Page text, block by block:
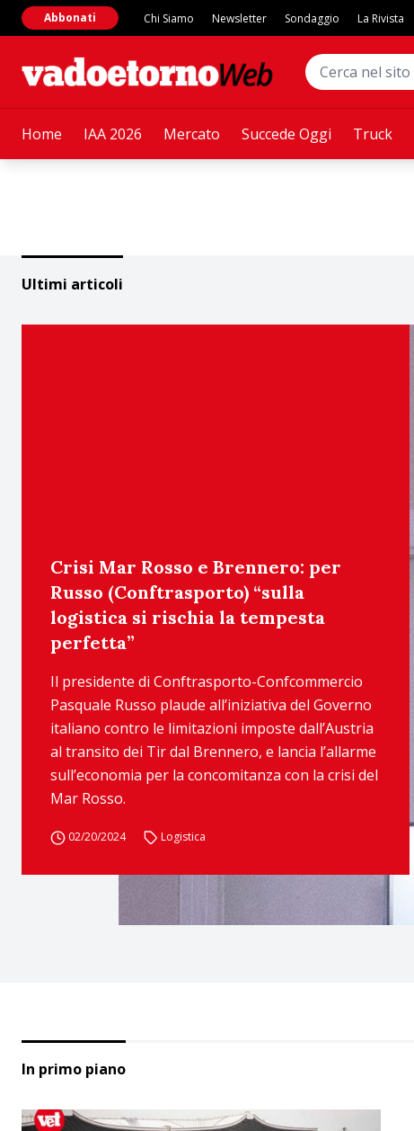
Home IAA 2026 Mercato Succede Oggi Truck
Abbonati Chi Siamo Newsletter Sondaggio La Rivista
Ultimi articoli
Crisi Mar Rosso e Brennero: per
Russo (Conftrasporto) “sulla
logistica si rischia la tempesta
perfetta”
Il presidente di Conftrasporto-Confcommercio
Pasquale Russo plaude all’iniziativa del Governo
italiano contro le limitazioni imposte dall’Austria
al transito dei Tir dal Brennero, e lancia l’allarme
sull’economia per la concomitanza con la crisi del
Mar Rosso.
02/20/2024 Logistica
In primo piano